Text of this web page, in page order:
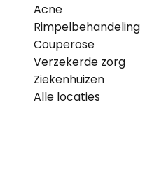
Acne
Rimpelbehandeling
Couperose
Verzekerde zorg
Ziekenhuizen
Alle locaties